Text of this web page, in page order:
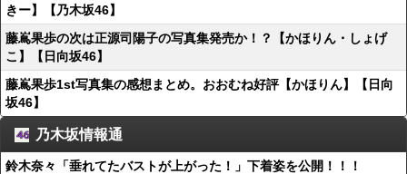
きー】【乃木坂46】
藤嶌果歩の次は正源司陽子の写真集発売か！？【かほりん・しょげ
こ】【日向坂46】
藤嶌果歩1st写真集の感想まとめ。おおむね好評【かほりん】【日向
坂46】
乃木坂情報通
鈴木奈々「垂れてたバストが上がった！」下着姿を公開！！！